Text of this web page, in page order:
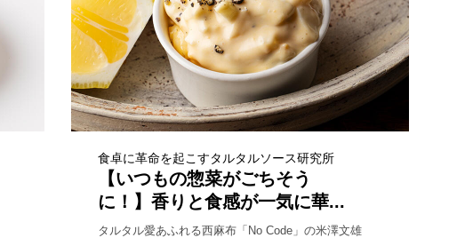
食卓に革命を起こすタルタルソース研究所
【いつもの惣菜がごちそう
に！】香りと食感が一気に華...
タルタル愛あふれる西麻布「No Code」の米澤文雄